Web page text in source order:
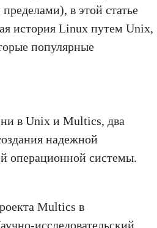
в этой статье
история Linux путем Unix,
популярные
в Unix и Multics, два
надежной
операционной системы.
Multics в
исследовательский